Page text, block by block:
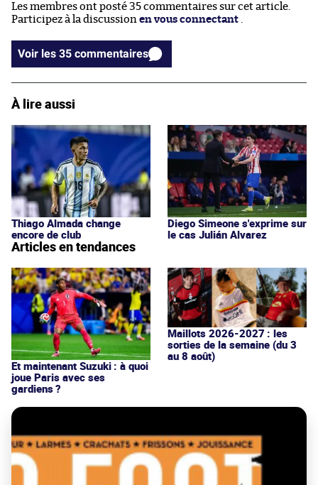
Les membres ont posté 35 commentaires sur cet article.
Participez à la discussion en vous connectant
Voir les 35 commentaires
À lire aussi
Thiago Almada change
encore de club
Diego Simeone s'exprime sur
le cas Julián Alvarez
Articles en tendances
Et maintenant Suzuki : à quoi
joue Paris avec ses
gardiens ?
Maillots 2026-2027 : les
sorties de la semaine (du 3
au 8 août)